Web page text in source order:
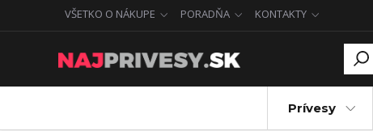
VŠETKO O NÁKUPE PORADŇA KONTAKTY
Prívesy